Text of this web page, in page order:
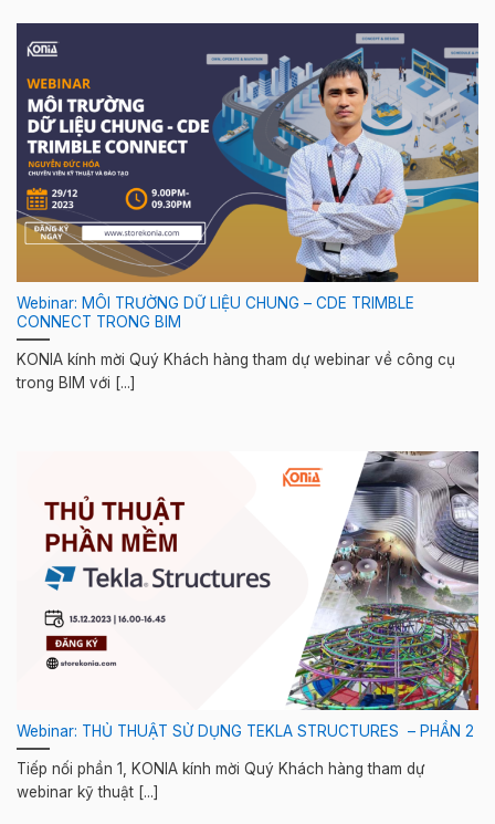
Webinar: MÔI TRƯỜNG DỮ LIỆU CHUNG – CDE TRIMBLE
CONNECT TRONG BIM
KONIA kính mời Quý Khách hàng tham dự webinar về công cụ
trong BIM với [...]
Webinar: THỦ THUẬT SỬ DỤNG TEKLA STRUCTURES ​ – PHẦN 2​
Tiếp nối phần 1, KONIA kính mời Quý Khách hàng tham dự
webinar kỹ thuật [...]